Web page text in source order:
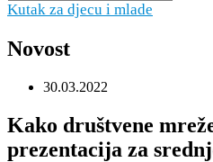
Kutak za djecu i mlade
Novost
30.03.2022
Kako društvene
prezentacija za